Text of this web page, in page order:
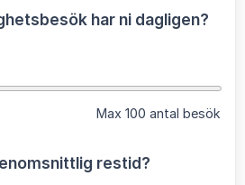
har ni dagligen?
Max 100 antal besök
restid?